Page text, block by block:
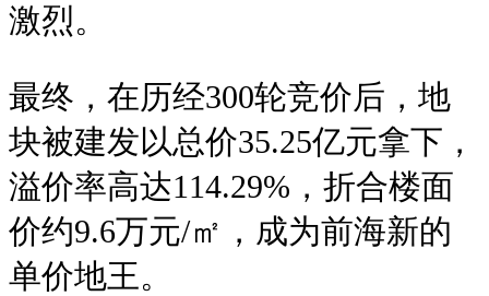
激烈。
最终，在历经300轮竞价后，地
块被建发以总价35.25亿元拿下，
溢价率高达114.29%，折合楼面
价约9.6万元/㎡，成为前海新的
单价地王。